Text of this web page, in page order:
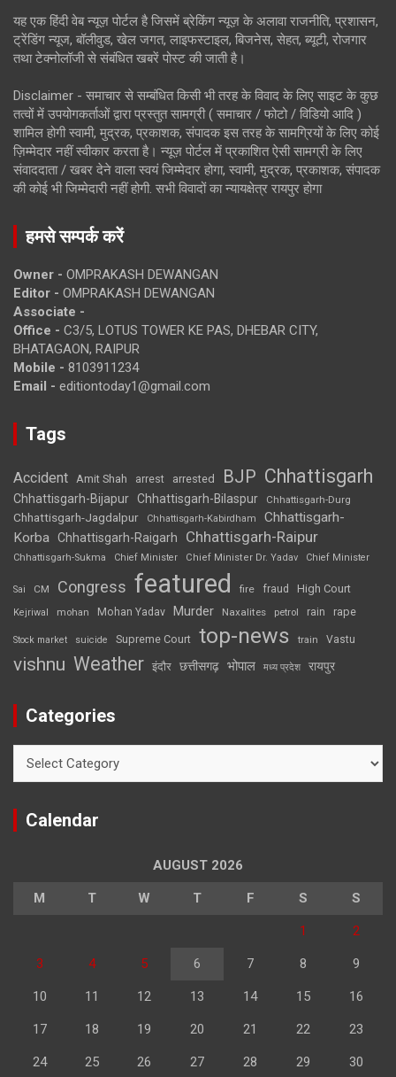
यह एक हिंदी वेब न्यूज़ पोर्टल है जिसमें ब्रेकिंग न्यूज़ के अलावा राजनीति, प्रशासन,
ट्रेंडिंग न्यूज, बॉलीवुड, खेल जगत, लाइफस्टाइल, बिजनेस, सेहत, ब्यूटी, रोजगार
तथा टेक्नोलॉजी से संबंधित खबरें पोस्ट की जाती है।
Disclaimer - समाचार से सम्बंधित किसी भी तरह के विवाद के लिए साइट के कुछ
तत्वों में उपयोगकर्ताओं द्वारा प्रस्तुत सामग्री ( समाचार / फोटो / विडियो आदि )
शामिल होगी स्वामी, मुद्रक, प्रकाशक, संपादक इस तरह के सामग्रियों के लिए कोई
ज़िम्मेदार नहीं स्वीकार करता है। न्यूज़ पोर्टल में प्रकाशित ऐसी सामग्री के लिए
संवाददाता / खबर देने वाला स्वयं जिम्मेदार होगा, स्वामी, मुद्रक, प्रकाशक, संपादक
की कोई भी जिम्मेदारी नहीं होगी. सभी विवादों का न्यायक्षेत्र रायपुर होगा
हमसे सम्पर्क करें
Owner - OMPRAKASH DEWANGAN
Editor - OMPRAKASH DEWANGAN
Associate -
Office - C3/5, LOTUS TOWER KE PAS, DHEBAR CITY,
BHATAGAON, RAIPUR
Mobile - 8103911234
Email - editiontoday1@gmail.com
Tags
Accident Amit Shah arrest arrested BJP Chhattisgarh
Chhattisgarh-Bijapur Chhattisgarh-Bilaspur Chhattisgarh-Durg
Chhattisgarh-Jagdalpur Chhattisgarh-Kabirdham
Chhattisgarh-
Korba Chhattisgarh-Raigarh Chhattisgarh-Raipur
Chhattisgarh-Sukma Chief Minister Chief Minister Dr. Yadav Chief Minister
Sai CM Congress featured fire fraud High Court
Kejriwal mohan Mohan Yadav Murder Naxalites petrol rain rape
Stock market suicide Supreme Court top-news train Vastu
vishnu Weather इंदौर छत्तीसगढ़ भोपाल मध्य प्रदेश रायपुर
Categories
Calendar
AUGUST 2026
M T W T F S S
1 2
3 4 5 6 7 8 9
10 11 12 13 14 15 16
17 18 19 20 21 22 23
24 25 26 27 28 29 30